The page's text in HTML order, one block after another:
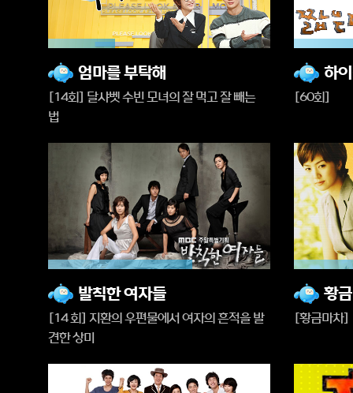
엄마를 부탁해
[14회] 달샤벳 수빈 모녀의 잘 먹고 잘 빼는
법
30%
재
중
하
[60회]
57%
재
중
발칙한 여자들
[14 회] 지환의 우편물에서 여자의 흔적을 발
견한 상미
65%
재
중
황
[황금마차
54%
재
중